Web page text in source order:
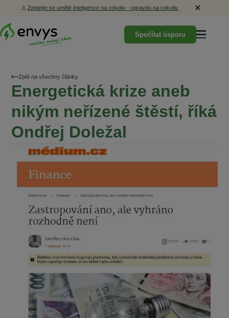
⚠️ Zeptejte se umělé inteligence na cokoliv - opravdu na cokoliv.
Spočítat úsporu
Zpět na všechny články
Energetická krize aneb
nikým neřízené štěstí, říká
Ondřej Doležal